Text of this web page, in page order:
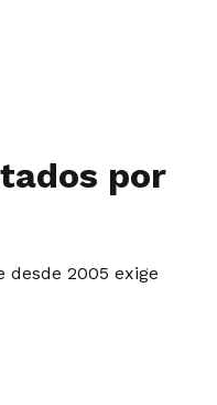
por
2005 exige